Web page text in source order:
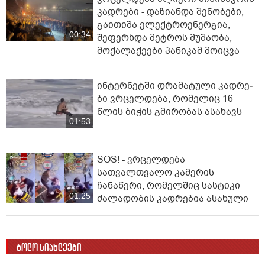
00:34
კადრები - დაზიანდა შენობები,
გაითიშა ელექტროენერგია,
შეფერხდა მეტროს მუშაობა,
მოქალაქეები პანიკამ მოიცვა
01:53
ინ­ტერ­ნეტ­ში დრა­მა­ტუ­ლი კად­რე­
ბი ვრცელდება, რომელიც 16
წლის ბიჭის გმირობას ასახავს
01:25
SOS! - ვრცელდება
სათვალთვალო კამერის
ჩანაწერი, რომელშიც სასტიკი
ძალადობის კადრებია ასახული
ბოლო სიახლეები